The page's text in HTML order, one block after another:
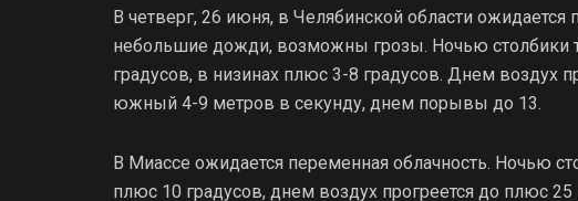
В четверг, 26 июня, в Челябинской области
небольшие дожди, возможны грозы. Ночью столбики
градусов, в низинах плюс 3-8 градусов. Днем воздух
южный 4-9 метров в секунду, днем порывы до 13.
В Миассе ожидается переменная облачность. Ночью
плюс 10 градусов, днем воздух прогреется до плюс